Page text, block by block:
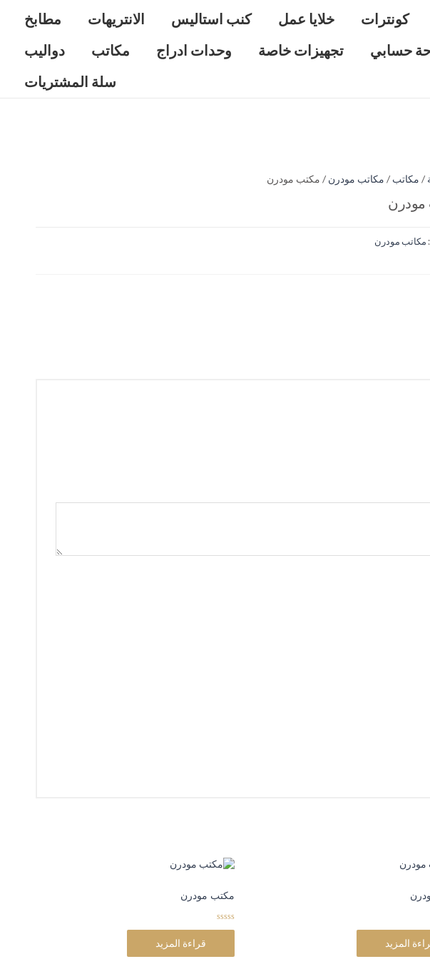
مطابخ الانتريهات كنب استاليس خلايا عمل كونترات
دواليب
مكاتب وحدات ادراج تجهيزات خاصة حسابي
سلة المشتريات
/ مكاتب / مكاتب مودرن / مكتب مودرن
مكاتب مودرن
المزيد
مكتب مودرن
0
t
قراءة المزيد